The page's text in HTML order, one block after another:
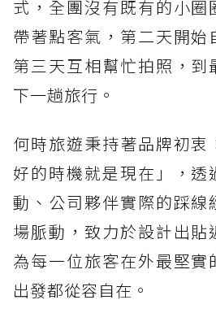
式，全團沒有既有的小圈
帶著點客氣，第二天開始
第三天互相幫忙拍照，到
下一趟旅行。
何時旅遊秉持著品牌初衷
好的時機就是現在」，透
動、公司夥伴實際的踩線
場脈動，致力於設計出貼
為每一位旅客在外最堅實
出發都從容自在。